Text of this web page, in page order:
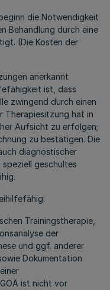
die Notwendigkeit
Behandlung durch eine
(Die Kosten der
anerkannt
ist, dass
zwingend durch einen
Therapiesitzung hat in
Aufsicht zu erfolgen;
zu bestätigen. Die
diagnostischer
geschultes
Trainingstherapie,
der
und ggf. anderer
Dokumentation
ist nicht vor